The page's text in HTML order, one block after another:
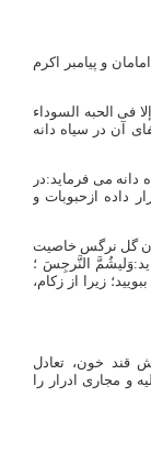
و پیامبر اکرم
فی الحبه السوداء
آن در سیاه دانه
دانه می فرماید:در
داده ازحبوبات و
گل نرگس خاصیت
النَّرجِسَ ؛
زیرا از زکام،
قند خون، تعادل
و مجاری ادرار را